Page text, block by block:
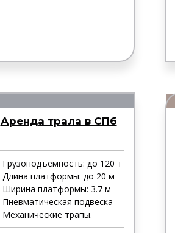
Аренда трала в СПб
Грузоподъемность: до 120 т
Длина платформы: до 20 м
Ширина платформы: 3.7 м
Пневматическая подвеска
Механические трапы.